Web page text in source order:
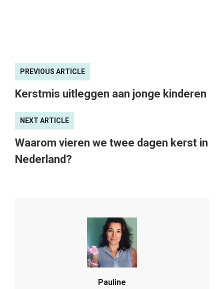
PREVIOUS ARTICLE
Kerstmis uitleggen aan jonge kinderen
NEXT ARTICLE
Waarom vieren we twee dagen kerst in
Nederland?
Pauline